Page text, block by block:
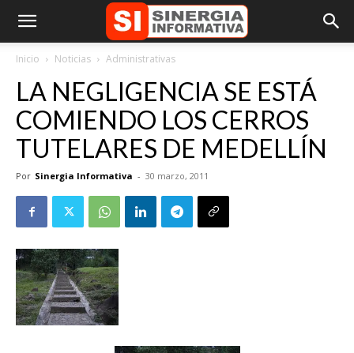
Inicio Noticias Administrativas
LA NEGLIGENCIA SE ESTÁ
COMIENDO LOS CERROS
TUTELARES DE MEDELLÍN
Por Sinergia Informativa - 30 marzo, 2011